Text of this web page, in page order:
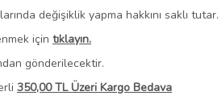
değişiklik yapma hakkını saklı tutar.
için tıklayın.
gönderilecektir.
350,00 TL Üzeri Kargo Bedava